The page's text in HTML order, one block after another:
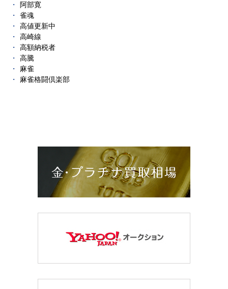
阿部寛
雀魂
高値更新中
高崎線
高額納税者
高騰
麻雀
麻雀格闘倶楽部